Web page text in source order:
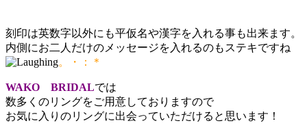
刻印は英数字以外にも平仮名や漢字を入れる事も出来ます。
内側にお二人だけのメッセージを入れるのもステキですね
。・：＊
WAKO BRIDALでは
数多くのリングをご用意しておりますので
お気に入りのリングに出会っていただけると思います！